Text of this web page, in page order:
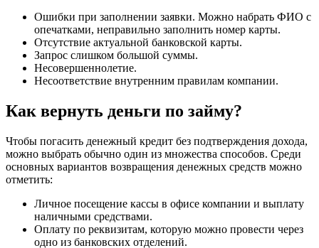
Ошибки при заполнении заявки. Можно набрать ФИО с
опечатками, неправильно заполнить номер карты.
Отсутствие актуальной банковской карты.
Запрос слишком большой суммы.
Несовершеннолетие.
Несоответствие внутренним правилам компании.
Как вернуть деньги по займу?
Чтобы погасить денежный кредит без подтверждения дохода,
можно выбрать обычно один из множества способов. Среди
основных вариантов возвращения денежных средств можно
отметить:
Личное посещение кассы в офисе компании и выплату
наличными средствами.
Оплату по реквизитам, которую можно провести через
одно из банковских отделений.